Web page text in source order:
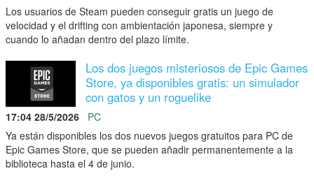
Los usuarios de Steam pueden conseguir gratis un juego de
velocidad y el drifting con ambientación japonesa, siempre y
cuando lo añadan dentro del plazo límite.
Los dos juegos misteriosos de Epic Games
Store, ya disponibles gratis: un simulador
con gatos y un roguelike
17:04 28/5/2026
PC
Ya están disponibles los dos nuevos juegos gratuitos para PC de
Epic Games Store, que se pueden añadir permanentemente a la
biblioteca hasta el 4 de junio.